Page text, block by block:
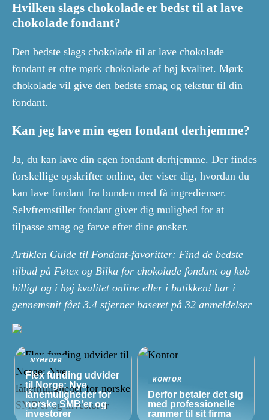
Hvilken slags chokolade er bedst til at lave
chokolade fondant?
Den bedste slags chokolade til at lave chokolade
fondant er ofte mørk chokolade af høj kvalitet. Mørk
chokolade vil give den bedste smag og tekstur til din
fondant.
Kan jeg lave min egen fondant derhjemme?
Ja, du kan lave din egen fondant derhjemme. Der findes
forskellige opskrifter online, der viser dig, hvordan du
kan lave fondant fra bunden med få ingredienser.
Selvfremstillet fondant giver dig mulighed for at
tilpasse smag og farve efter dine ønsker.
Artiklen Guide til Fondant-favoritter: Find de bedste
tilbud på Føtex og Bilka for chokolade fondant og køb
billigt og i høj kvalitet online eller i butikken! har i
gennemsnit fået 3.4 stjerner baseret på 32 anmeldelser
NYHEDER
Flex funding udvider
til Norge: Nye
lånemuligheder for
norskeSMB’erog
investorer
KONTOR
Derfor betaler det sig
med professionelle
rammer til sit firma